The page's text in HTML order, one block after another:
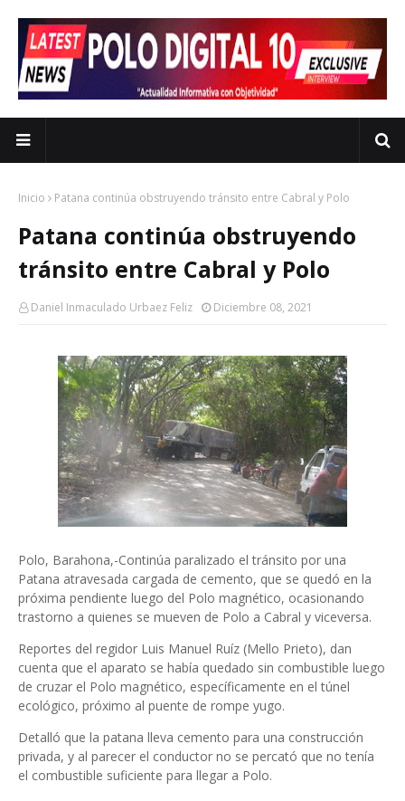
Inicio Patana continúa obstruyendo tránsito entre Cabral y Polo
Patana continúa obstruyendo
tránsito entre Cabral y Polo
Daniel Inmaculado Urbaez Feliz Diciembre 08, 2021
Polo, Barahona,-Continúa paralizado el tránsito por una
Patana atravesada cargada de cemento, que se quedó en la
próxima pendiente luego del Polo magnético, ocasionando
trastorno a quienes se mueven de Polo a Cabral y viceversa.
Reportes del regidor Luis Manuel Ruíz (Mello Prieto), dan
cuenta que el aparato se había quedado sin combustible luego
de cruzar el Polo magnético, específicamente en el túnel
ecológico, próximo al puente de rompe yugo.
Detalló que la patana lleva cemento para una construcción
privada, y al parecer el conductor no se percató que no tenía
el combustible suficiente para llegar a Polo.